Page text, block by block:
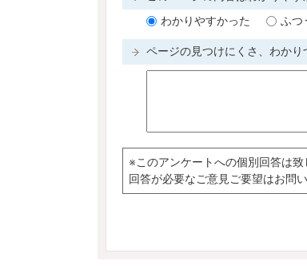
わかりやすかった ふつ
ページの見つけにくさ、わか
※このアンケートへの個別回答は致
回答が必要なご意見ご要望はお問